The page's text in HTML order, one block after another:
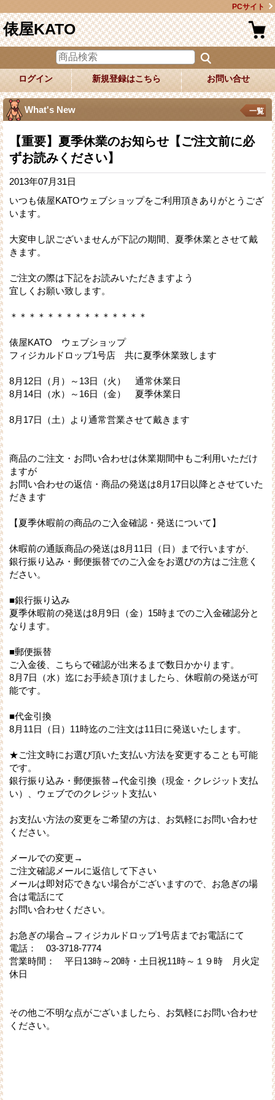
PCサイト
俵屋KATO
ログイン 新規登録はこちら お問い合せ
What's New 一覧
【重要】夏季休業のお知らせ【ご注文前に必
ずお読みください】
2013年07月31日
いつも俵屋KATOウェブショップをご利用頂きありがとうござ
います。
大変申し訳ございませんが下記の期間、夏季休業とさせて戴
きます。
ご注文の際は下記をお読みいただきますよう
宜しくお願い致します。
＊＊＊＊＊＊＊＊＊＊＊＊＊＊＊
俵屋KATO ウェブショップ
フィジカルドロップ1号店 共に夏季休業致します
8月12日（月）～13日（火） 通常休業日
8月14日（水）～16日（金） 夏季休業日
8月17日（土）より通常営業させて戴きます
商品のご注文・お問い合わせは休業期間中もご利用いただけ
ますが
お問い合わせの返信・商品の発送は8月17日以降とさせていた
だきます
【夏季休暇前の商品のご入金確認・発送について】
休暇前の通販商品の発送は8月11日（日）まで行いますが、
銀行振り込み・郵便振替でのご入金をお選びの方はご注意く
ださい。
■銀行振り込み
夏季休暇前の発送は8月9日（金）15時までのご入金確認分と
なります。
■郵便振替
ご入金後、こちらで確認が出来るまで数日かかります。
8月7日（水）迄にお手続き頂けましたら、休暇前の発送が可
能です。
■代金引換
8月11日（日）11時迄のご注文は11日に発送いたします。
★ご注文時にお選び頂いた支払い方法を変更することも可能
です。
銀行振り込み・郵便振替→代金引換（現金・クレジット支払
い）、ウェブでのクレジット支払い
お支払い方法の変更をご希望の方は、お気軽にお問い合わせ
ください。
メールでの変更→
ご注文確認メールに返信して下さい
メールは即対応できない場合がございますので、お急ぎの場
合は電話にて
お問い合わせください。
お急ぎの場合→フィジカルドロップ1号店までお電話にて
電話： 03-3718-7774
営業時間： 平日13時～20時・土日祝11時～１９時 月火定
休日
その他ご不明な点がございましたら、お気軽にお問い合わせ
ください。